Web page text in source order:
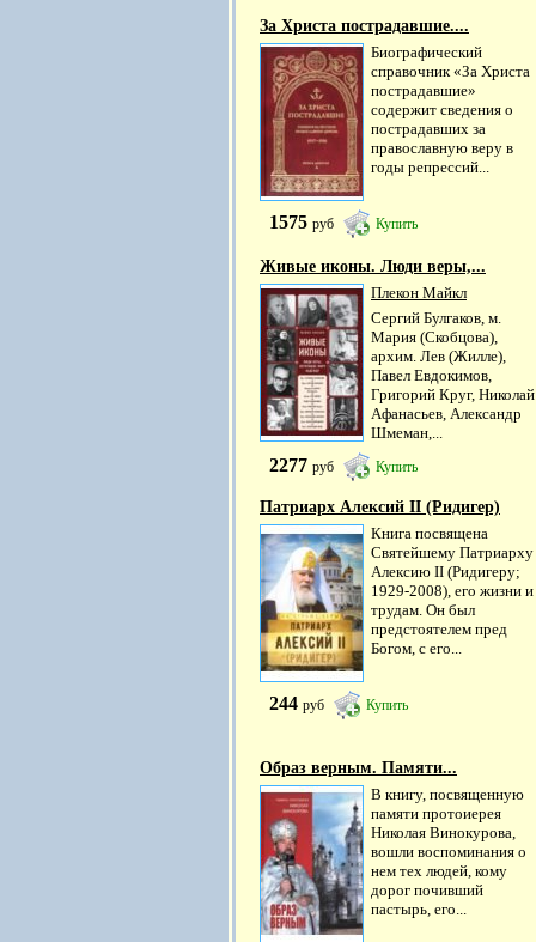
За Христа пострадавшие....
Биографический
справочник «За Христа
пострадавшие»
содержит сведения о
пострадавших за
православную веру в
годы репрессий...
1575 руб Купить
Живые иконы. Люди веры,...
Плекон Майкл
Сергий Булгаков, м.
Мария (Скобцова),
архим. Лев (Жилле),
Павел Евдокимов,
Григорий Круг, Николай
Афанасьев, Александр
Шмеман,...
2277 руб Купить
Патриарх Алексий II (Ридигер)
Книга посвящена
Святейшему Патриарху
Алексию II (Ридигеру;
1929-2008), его жизни и
трудам. Он был
предстоятелем пред
Богом, с его...
244 руб Купить
Образ верным. Памяти...
В книгу, посвященную
памяти протоиерея
Николая Винокурова,
вошли воспоминания о
нем тех людей, кому
дорог почивший
пастырь, его...